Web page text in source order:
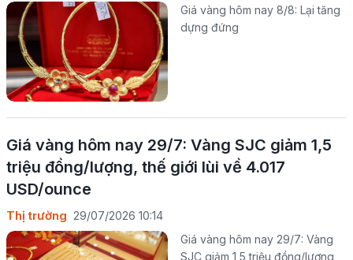
Giá vàng hôm nay 8/8: Lại tăng
dựng đứng
Giá vàng hôm nay 29/7: Vàng SJC giảm 1,5
triệu đồng/lượng, thế giới lùi về 4.017
USD/ounce
Thị trường 29/07/2026 10:14
Giá vàng hôm nay 29/7: Vàng
SJC giảm 1,5 triệu đồng/lượng,